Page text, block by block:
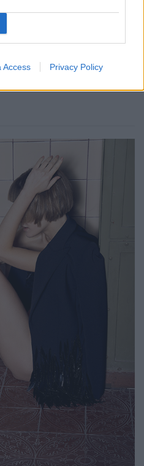
Access Privacy Policy
im Interview
MORE